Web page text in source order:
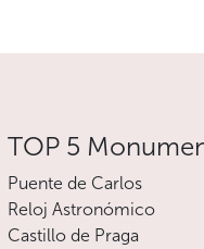
TOP 5
Puente de Carlos
Reloj Astronómico
Castillo de Praga